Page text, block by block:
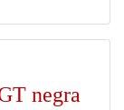
negra